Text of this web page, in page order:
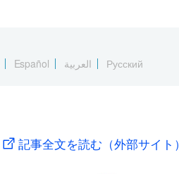
Español العربية Русский
記事全文を読む（外部サイト）